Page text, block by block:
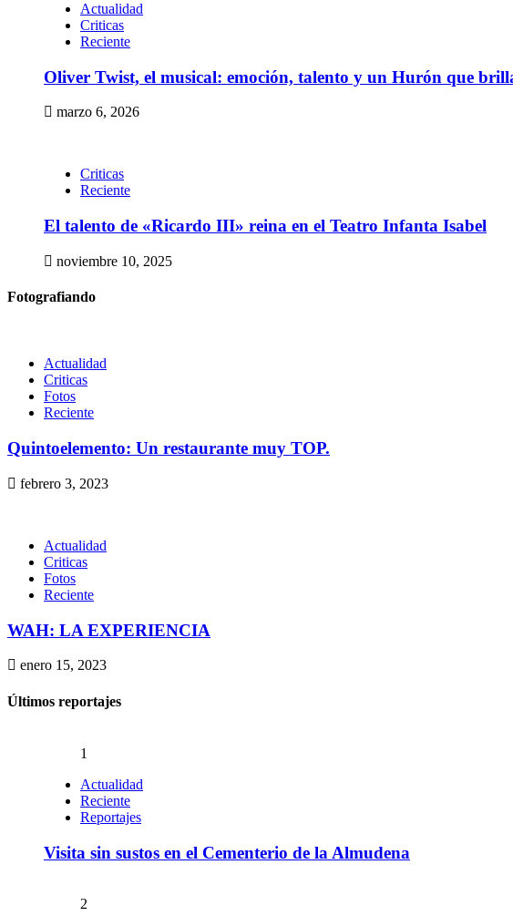
Actualidad
Criticas
Reciente
Oliver Twist, el musical: emoción, talento y un Hurón que
marzo 6, 2026
Criticas
Reciente
El talento de «Ricardo III» reina en el Teatro Infanta Isabel
noviembre 10, 2025
Fotografiando
Actualidad
Criticas
Fotos
Reciente
Quintoelemento: Un restaurante muy TOP.
febrero 3, 2023
Actualidad
Criticas
Fotos
Reciente
WAH: LA EXPERIENCIA
enero 15, 2023
Últimos reportajes
1
Actualidad
Reciente
Reportajes
Visita sin sustos en el Cementerio de la Almudena
2